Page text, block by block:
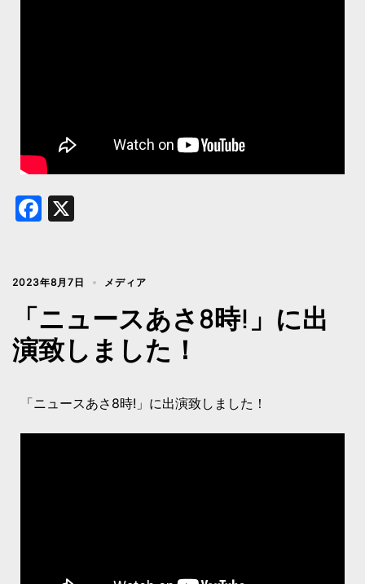
Facebook
2023年8月7日 メディア
「ニュースあさ8時!」に出
演致しました！
「ニュースあさ8時!」に出演致しました！